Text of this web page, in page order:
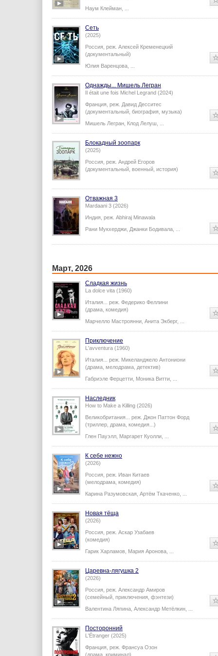
Наум Клейман
Сеть
(2025)
Россия, реж. Алексей Кременецкий
(документальный)
Юлия Варенцова
Однажды... Мишель Легран
Il était une fois Michel Legrand (2024)
Франция, реж. Давид Десситес
(документальный, биография, музыка)
Мишель Легран Клод Лелуш
Блокадный зоопарк
(2025)
Россия, реж. Андрей Егоров
(документальный, военный, история)
Отважная 3
Mardaani 3 (2026)
Индия, реж. Abhiraj Minawala
Рани Мукхерджи Джанки Бодивала
Март, 2026
Сладкая жизнь
La dolce vita (1960)
Италия... реж. Федерико Феллини
(драма, комедия)
Марчелло Мастроянни Анита Экберг,
Приключение
L'avventura (1960)
Италия... реж. Микеланджело Антониони
(драма, мелодрама, детектив)
Габриэле Ферцетти Моника Витти
Наследник
How to Make a Killing (2026)
Великобритания... реж. Джон Паттон Форд
(триллер, драма, комедия...)
Глен Пауэлл Маргарет Куолли
К себе нежно
(2026)
Россия, реж. Иван Китаев
(мелодрама, комедия)
Карина Разумовская Артём Ткаченко
Новая тёща
(2026)
Россия, реж. Аскар Узабаев
(комедия)
Гарик Харламов Мария Аронова
Царевна-лягушка 2
(2026)
Россия, реж. Александр Амиров
(семейный, приключения, фэнтези)
Валентина Ляпина Александр Метёлкин
Посторонний
L'Étranger (2025)
Франция, реж. Франсуа Озон
(драма, криминал)